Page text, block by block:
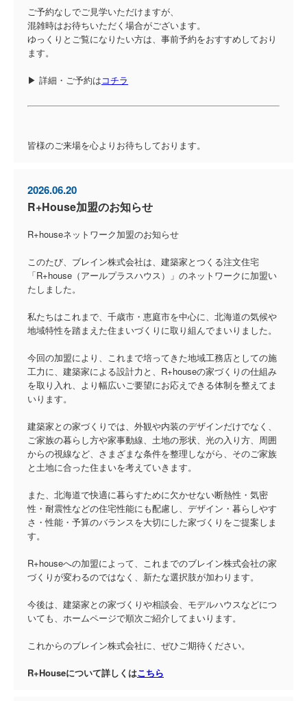
ご予約なしでご見学いただけますが、
混雑時はお待ちいただく場合がございます。
ゆっくりとご覧になりたい方は、事前予約をおすすめしており
ます。
▶ 詳細・ご予約はコチラ
皆様のご来場を心よりお待ちしております。
2026.06.20
R+House加盟のお知らせ
R+houseネットワーク加盟のお知らせ
このたび、ブレイン株式会社は、建築家とつくる注文住宅
「R+house（アールプラスハウス）」のネットワークに加盟い
たしました。
私たちはこれまで、千歳市・恵庭市を中心に、北海道の気候や
地域特性を踏まえた住まいづくりに取り組んでまいりました。
今回の加盟により、これまで培ってきた地域工務店としての施
工力に、建築家による設計力と、R+houseの家づくりの仕組み
を取り入れ、より幅広いご要望にお応えできる体制を整えてま
いります。
建築家との家づくりでは、外観や内装のデザインだけでなく、
ご家族の暮らし方や家事動線、土地の形状、光の入り方、周囲
からの視線など、さまざまな条件を整理しながら、そのご家族
と土地に合った住まいを考えていきます。
また、北海道で快適に暮らすために欠かせない断熱性・気密
性・耐震性などの住宅性能にも配慮し、デザイン・暮らしやす
さ・性能・予算のバランスを大切にした家づくりをご提案しま
す。
R+houseへの加盟によって、これまでのブレイン株式会社の家
づくりが変わるのではなく、新たな選択肢が加わります。
今後は、建築家との家づくりや相談会、モデルハウスなどにつ
いても、ホームページで順次ご紹介してまいります。
これからのブレイン株式会社に、ぜひご期待ください。
R+Houseについて詳しくはこちら